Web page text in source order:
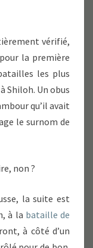
vérifié,
la première
les plus
Shiloh. Un obus
qu’il avait
le surnom de
non ?
la suite est
à la bataille de
à côté d’un